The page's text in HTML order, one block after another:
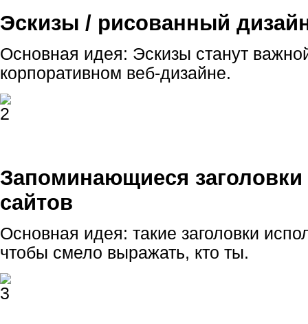
Эскизы / рисованный
Основная идея: Эскизы станут
корпоративном веб-дизайне.
Запоминающиеся заголовки
сайтов
Основная идея: такие заголовки
чтобы смело выражать, кто ты.